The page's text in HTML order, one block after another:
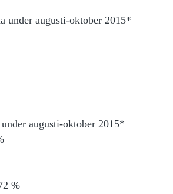
under augusti-oktober 2015*
augusti-oktober 2015*
%